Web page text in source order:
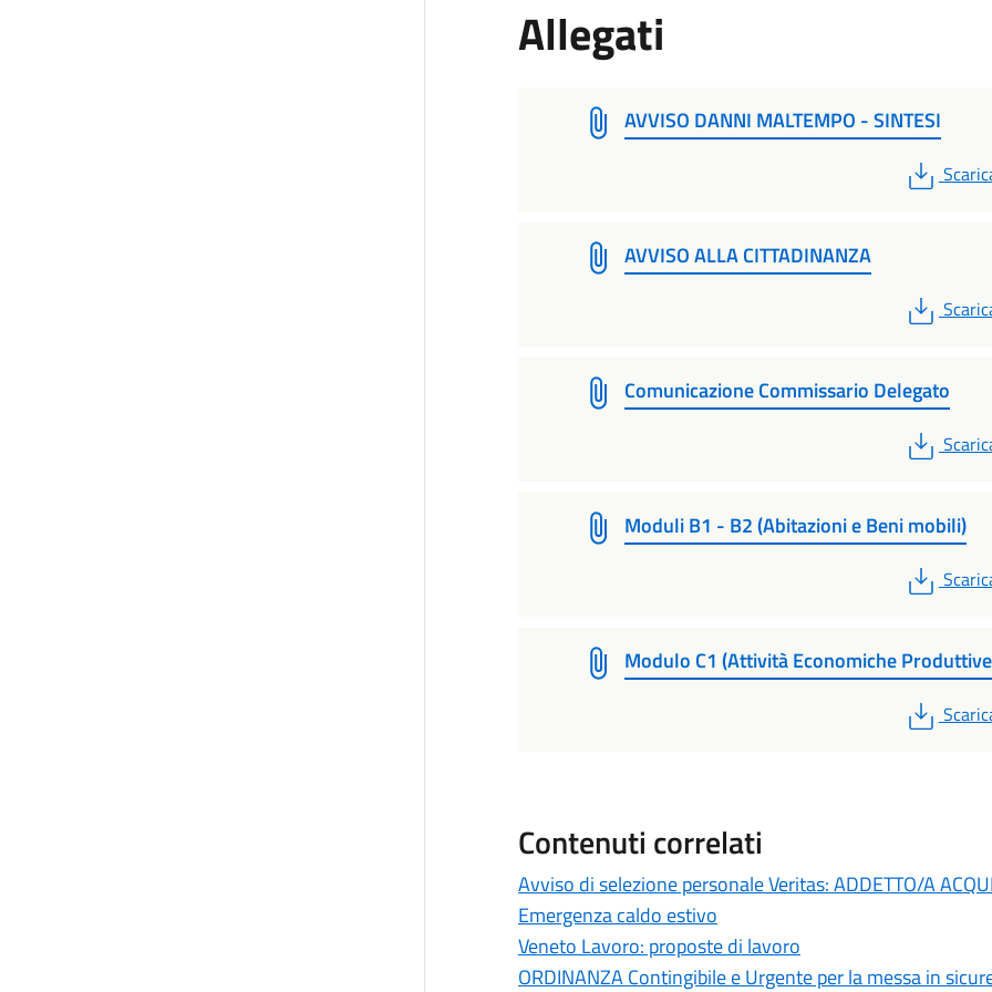
Allegati
AVVISO DANNI MALTEMPO - SINTESI
PDF
AVVISO ALLA CITTADINANZA
PDF
Comunicazione Commissario Delegato
PDF
Moduli B1 - B2 (Abitazioni e Beni mobili)
PDF
Modulo C1 (Attività Economiche
PDF
Contenuti correlati
Avviso di selezione personale Veritas: ADDETTO/A
Emergenza caldo estivo
Veneto Lavoro: proposte di lavoro
ORDINANZA Contingibile e Urgente per la messa in